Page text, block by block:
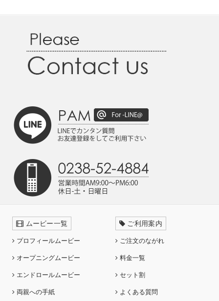
ムービー一覧
プロフィールムービー
オープニングムービー
エンドロールムービー
両親への手紙
ご利用案内
ご注文のながれ
料金一覧
セット割
よくある質問